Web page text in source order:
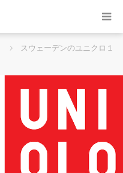
スウェーデンのユニクロ１